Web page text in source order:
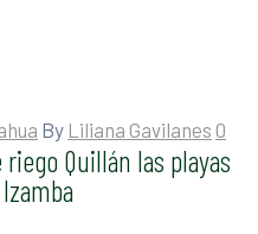
By Liliana Gavilanes 0
Quillán las playas